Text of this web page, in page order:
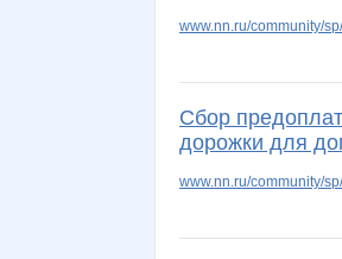
www.nn.ru/community/
Сбор
дорожки для
www.nn.ru/community/